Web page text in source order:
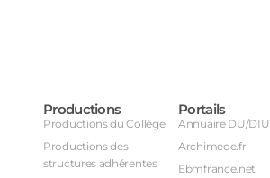
Productions
Productions du Collège
Productions des
structures adhérentes
Portails
Annuaire DU/DIU
Archimede.fr
Ebmfrance.net